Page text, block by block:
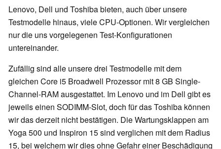
Lenovo, Dell und Toshiba bieten, auch über unsere
Testmodelle hinaus, viele CPU-Optionen. Wir vergleichen
nur die uns vorgelegenen Test-Konfigurationen
untereinander.
Zufällig sind alle unsere drei Testmodelle mit dem
gleichen Core i5 Broadwell Prozessor mit 8 GB Single-
Channel-RAM ausgestattet. Im Lenovo und im Dell gibt es
jeweils einen SODIMM-Slot, doch für das Toshiba können
wir das derzeit nicht bestätigen. Die Wartungsklappen am
Yoga 500 und Inspiron 15 sind verglichen mit dem Radius
15, bei welchem wir dies ohne Gefahr einer Beschädigung